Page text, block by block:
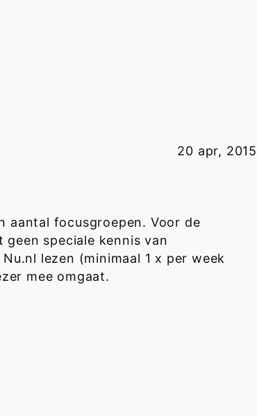
20 apr, 2015
aantal focusgroepen. Voor de
speciale kennis van
lezen (minimaal 1 x per week
mee omgaat.